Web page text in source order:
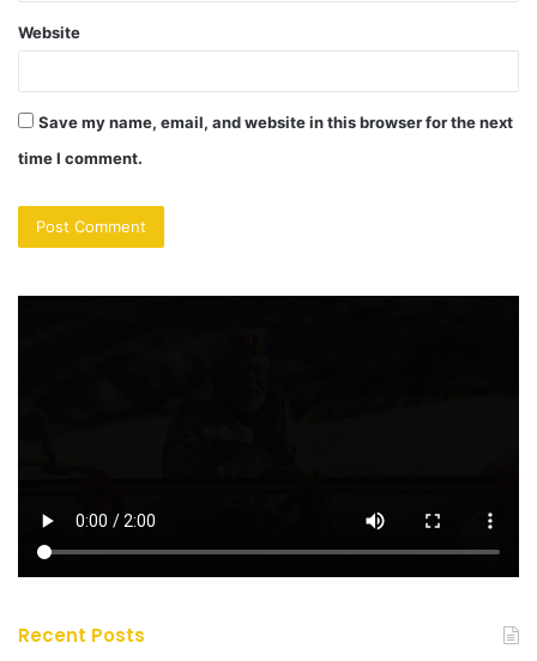
Website
Save my name, email, and website in this browser for the next
time I comment.
Recent Posts